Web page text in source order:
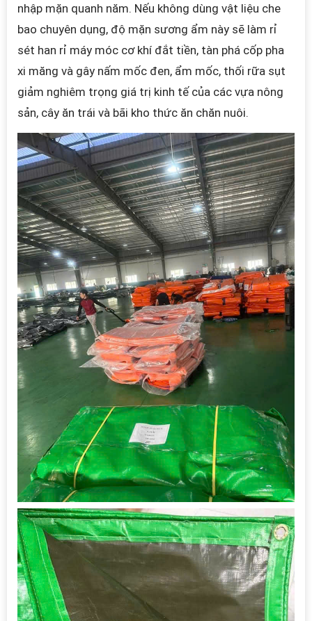
nhập mặn quanh năm. Nếu không dùng vật liệu che
bao chuyên dụng, độ mặn sương ẩm này sẽ làm rỉ
sét han rỉ máy móc cơ khí đắt tiền, tàn phá cốp pha
xi măng và gây nấm mốc đen, ẩm mốc, thối rữa sụt
giảm nghiêm trọng giá trị kinh tế của các vựa nông
sản, cây ăn trái và bãi kho thức ăn chăn nuôi.